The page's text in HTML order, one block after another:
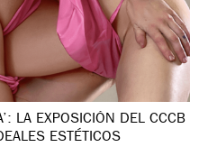
LA EXPOSICIÓN DEL CCCB
ESTÉTICOS